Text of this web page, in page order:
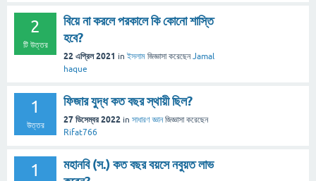
2
টি উত্তর
বিয়ে না করলে পরকালে কি কোনো শাস্তি
হবে?
22 এপ্রিল 2021 in ইসলাম জিজ্ঞাসা করেছেনJamal
haque
1
উত্তর
ফিজার যুদ্ধ কত বছর স্থায়ী ছিল?
27 ডিসেম্বর 2022 in সাধারণ জ্ঞান জিজ্ঞাসা করেছেন
Rifat766
1
মহানবি (স.) কত বছর বয়সে নবুয়ত লাভ